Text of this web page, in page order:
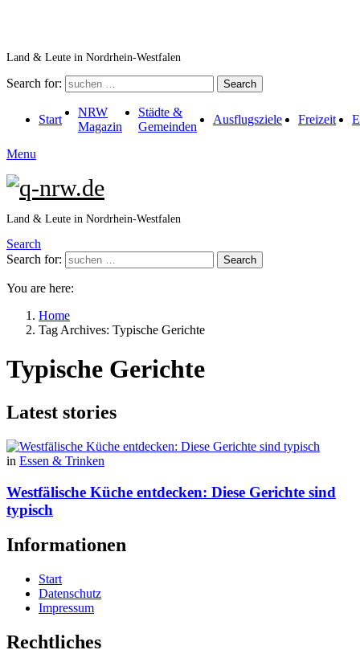
Land & Leute in Nordrhein-Westfalen
Search for: Search
Start
NRW
Magazin
Städte &
Gemeinden
Ausflugsziele Freizeit
Menu
Land & Leute in Nordrhein-Westfalen
Search
Search for:
Search
You are here:
Home
Tag Archives: Typische Gerichte
Typische Gerichte
Latest stories
in Essen & Trinken
Westfälische Küche entdecken: Diese Gerichte sind
typisch
Informationen
Start
Datenschutz
Impressum
Rechtliches